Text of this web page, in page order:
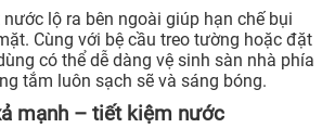
lộ ra bên ngoài giúp hạn chế bụi
Cùng với bệ cầu treo tường hoặc đặt
có thể dễ dàng vệ sinh sàn nhà phía
tắm luôn sạch sẽ và sáng bóng.
mạnh – tiết kiệm nước